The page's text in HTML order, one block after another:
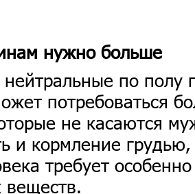
нужно больше
по полу
потребоваться
не касаются
и кормление
требует
веществ.